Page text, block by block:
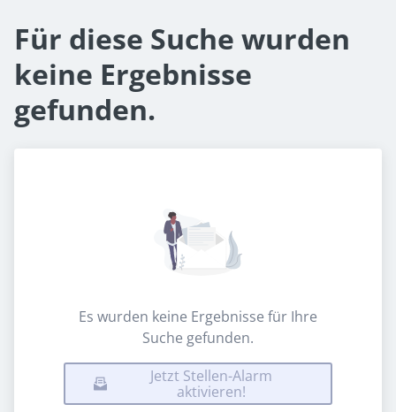
Für diese Suche wurden
keine Ergebnisse
gefunden.
Es wurden keine Ergebnisse für Ihre
Suche gefunden.
Jetzt Stellen-Alarm
aktivieren!